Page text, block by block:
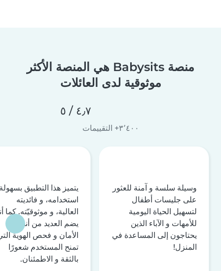
منصة Babysits هي المنصة الأكثر
موثوقية لدى العائلات
٤٫٧ / ٥
٣٬٤٠٠+ التقييمات
وسيلة سلسة و آمنة للعثور
على جليسات أطفال
لتسهيل الحياة اليومية
للأمهات و الآباء الذين
يحتاجون إلى المساعدة في
المنزل!
يتميز هذا التطبيق
استخدامه، و فائديته
العالية، و موثوقيّته. كما
يضم العديد من أنظمة
الأمان و فحص الهوية
تمنح المستخدم شعورًا
بالثقة و الاطمئنان.